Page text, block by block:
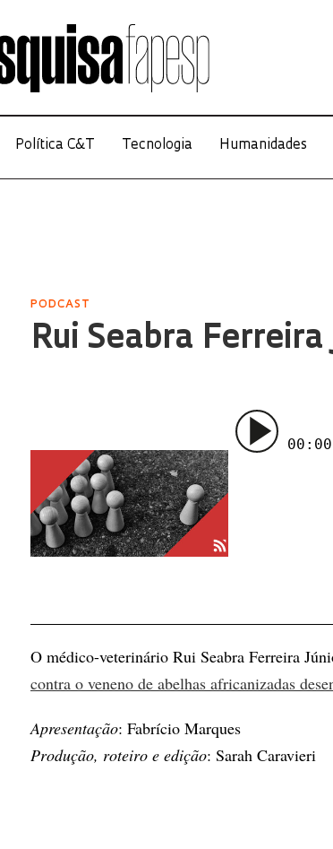
Política C&T Tecnologia Humanidades
PODCAST
Rui Seabra Ferreira
O médico-veterinário Rui Seabra Ferreira
contra o veneno de abelhas africanizadas
Apresentação: Fabrício Marques
Produção, roteiro e edição: Sarah Caravieri